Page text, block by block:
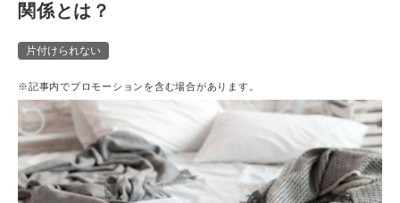
関係とは？
片付けられない
※記事内でプロモーションを含む場合があります。